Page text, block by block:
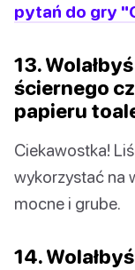
pytań do gry
13.
ściernego
papieru
Ciekawostka!
wykorzystać na
mocne i grube.
14.